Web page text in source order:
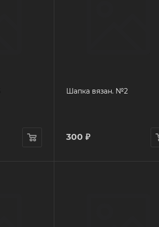
Шапка вязан. №2
300 ₽